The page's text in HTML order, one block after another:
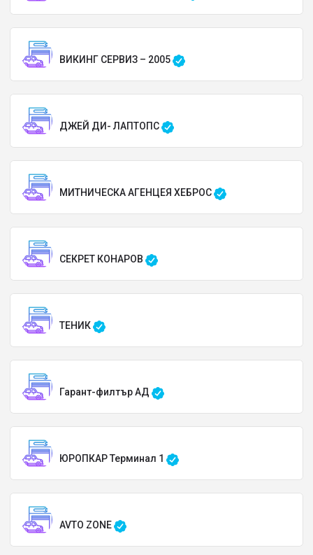
ВИКИНГ СЕРВИЗ – 2005
ДЖЕЙ ДИ- ЛАПТОПС
МИТНИЧЕСКА АГЕНЦЕЯ ХЕБРОС
СЕКРЕТ КОНАРОВ
ТЕНИК
Гарант-филтър АД
ЮРОПКАР Терминал 1
AVTO ZONE